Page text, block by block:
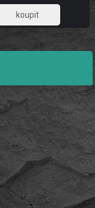
1 032,23